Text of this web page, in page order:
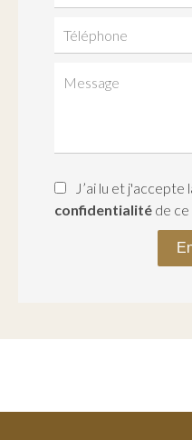
J’ai lu et j'accepte
confidentialité de